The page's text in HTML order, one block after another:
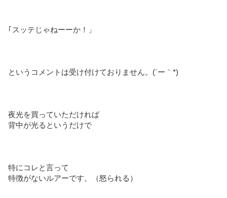
｢スッテじゃねーーか！」
というコメントは受け付けておりません。(´ー｀*)
夜光を買っていただければ
背中が光るというだけで
特にコレと言って
特徴がないルアーです。（怒られる）